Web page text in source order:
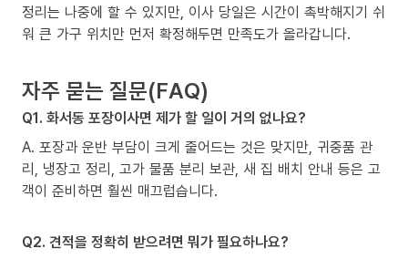
정리는 나중에 할 수 있지만, 이사 당일은 시간이 촉박해지기 쉬
워 큰 가구 위치만 먼저 확정해두면 만족도가 올라갑니다.
자주 묻는 질문(FAQ)
Q1. 화서동 포장이사면 제가 할 일이 거의 없나요?
A. 포장과 운반 부담이 크게 줄어드는 것은 맞지만, 귀중품 관
리, 냉장고 정리, 고가 물품 분리 보관, 새 집 배치 안내 등은 고
객이 준비하면 훨씬 매끄럽습니다.
Q2. 견적을 정확히 받으려면 뭐가 필요하나요?